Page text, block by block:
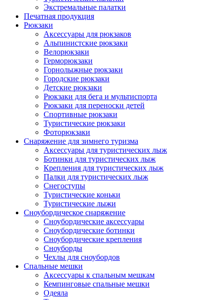
Экстремальные палатки
Печатная продукция
Рюкзаки
Аксессуары для рюкзаков
Альпинистские рюкзаки
Велорюкзаки
Герморюкзаки
Горнолыжные рюкзаки
Городские рюкзаки
Детские рюкзаки
Рюкзаки для бега и мультиспорта
Рюкзаки для переноски детей
Спортивные рюкзаки
Туристические рюкзаки
Фоторюкзаки
Снаряжение для зимнего туризма
Аксессуары для туристических лыж
Ботинки для туристических лыж
Крепления для туристических лыж
Палки для туристических лыж
Снегоступы
Туристические коньки
Туристические лыжи
Сноубордическое снаряжение
Сноубордические аксессуары
Сноубордические ботинки
Сноубордические крепления
Сноуборды
Чехлы для сноубордов
Спальные мешки
Аксессуары к спальным мешкам
Кемпинговые спальные мешки
Одеяла